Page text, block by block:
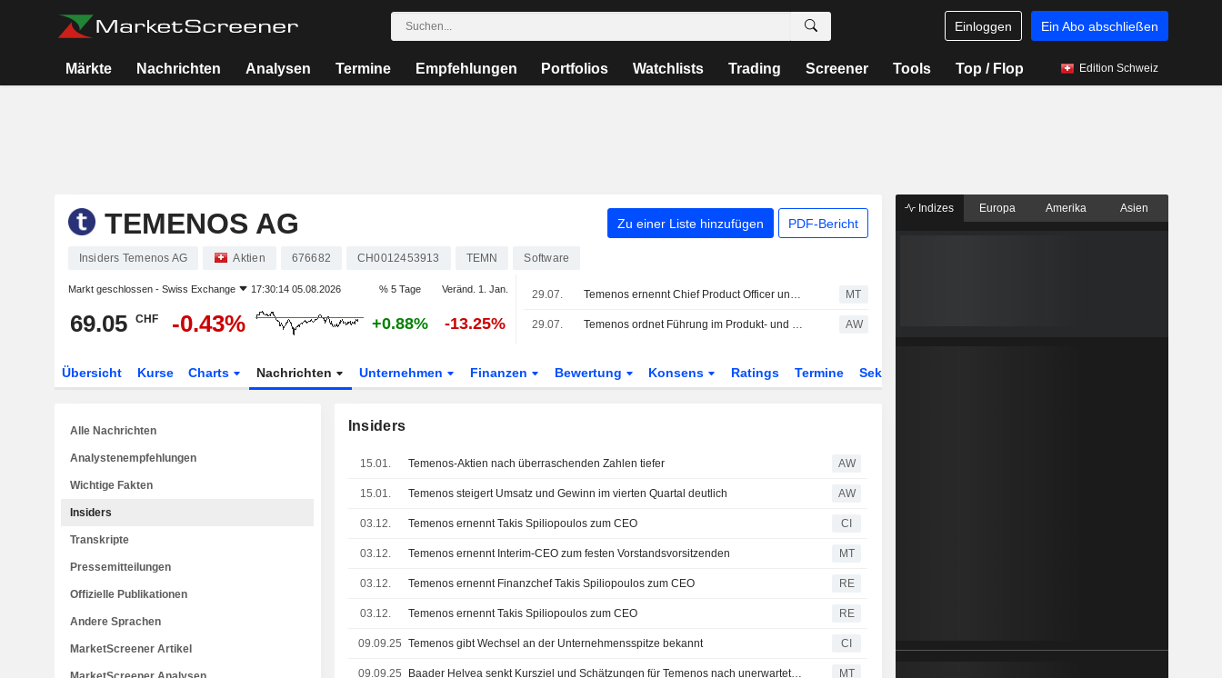
Einloggen Ein Abo abschließen
Märkte Nachrichten Analysen Termine Empfehlungen Portfolios Watchlists Trading Screener Tools Top / Flop Edition Schweiz
TEMENOS AG Zu einer Liste hinzufügen PDF-Bericht
Insiders Temenos AG Aktien 676682 CH0012453913 TEMN Software
Markt geschlossen - Swiss Exchange 17:30:14 05.08.2026 % 5 Tage Veränd. 1. Jan.
69.05 CHF -0.43% +0.88% -13.25%
29.07. Temenos ernennt Chief Product Officer und Chief Technology Officer MT
29.07. Temenos ordnet Führung im Produkt- und Technologiebereich neu AW
Übersicht Kurse Charts Nachrichten Unternehmen Finanzen Bewertung Konsens Ratings Termine Sektor
Insiders
15.01. Temenos-Aktien nach überraschenden Zahlen tiefer AW
15.01. Temenos steigert Umsatz und Gewinn im vierten Quartal deutlich AW
03.12. Temenos ernennt Takis Spiliopoulos zum CEO CI
03.12. Temenos ernennt Interim-CEO zum festen Vorstandsvorsitzenden MT
03.12. Temenos ernennt Finanzchef Takis Spiliopoulos zum CEO RE
03.12. Temenos ernennt Takis Spiliopoulos zum CEO RE
09.09.25 Temenos gibt Wechsel an der Unternehmensspitze bekannt CI
09.09.25 Baader Helvea senkt Kursziel und Schätzungen für Temenos nach unerwartetem CEO-Rücktritt MT
Alle Nachrichten
Analystenempfehlungen
Wichtige Fakten
Insiders
Transkripte
Pressemitteilungen
Offizielle Publikationen
Andere Sprachen
MarketScreener Artikel
Indizes Europa Amerika Asien